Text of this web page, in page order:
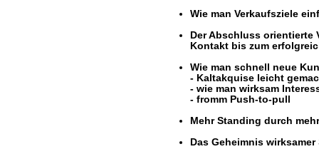
Wie man Verkaufsziele
Der Abschluss orientierte
Kontakt bis zum
Wie man schnell neue
- Kaltakquise leicht
- wie man wirksam
- fromm Push-to-pull
Mehr Standing durch
Das Geheimnis